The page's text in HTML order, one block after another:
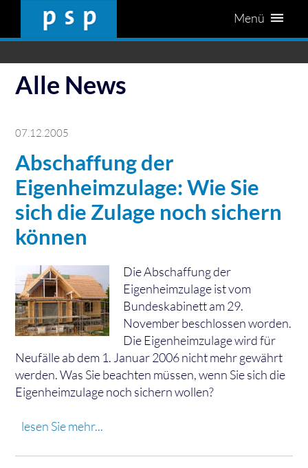
Menü
Alle News
07.12.2005
Abschaffung der
Eigenheimzulage: Wie Sie
sich die Zulage noch sichern
können
Die Abschaffung der
Eigenheimzulage ist vom
Bundeskabinett am 29.
November beschlossen worden.
Die Eigenheimzulage wird für
Neufälle ab dem 1. Januar 2006 nicht mehr gewährt
werden. Was Sie beachten müssen, wenn Sie sich die
Eigenheimzulage noch sichern wollen?
lesen Sie mehr...